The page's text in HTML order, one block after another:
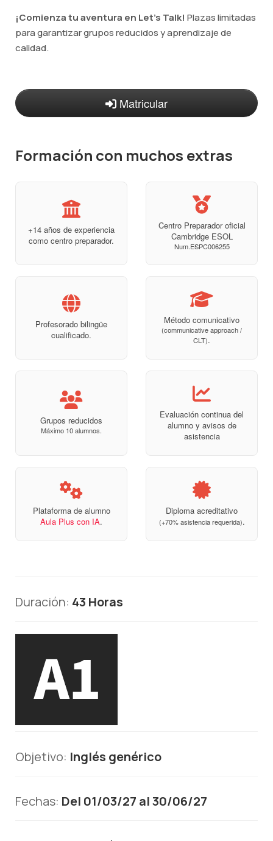
¡Comienza tu aventura en Let's Talk! Plazas limitadas
para garantizar grupos reducidos y aprendizaje de
calidad.
Matricular
Formación con muchos extras
+14 años de experiencia
como centro preparador.
Centro Preparador oficial
Cambridge ESOL
Num.ESPC006255
Profesorado bilingüe
cualificado.
Método comunicativo
(communicative approach /
CLT).
Grupos reducidos
Máximo 10 alumnos.
Evaluación continua del
alumno y avisos de
asistencia
Plataforma de alumno
Aula Plus con IA.
Diploma acreditativo
(+70% asistencia requerida).
Duración: 43 Horas
Objetivo: Inglés genérico
Fechas: Del 01/03/27 al 30/06/27